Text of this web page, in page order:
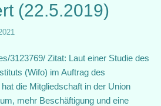
(22.5.2019)
3123769/ Zitat: Laut einer Studie des
(Wifo) im Auftrag des
die Mitgliedschaft in der Union
mehr Beschäftigung und eine